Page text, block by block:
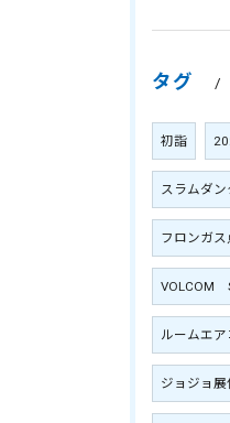
タグ
初詣
スラムダン
フロンガス
VOLCOM
ルームエア
ジョジョ展